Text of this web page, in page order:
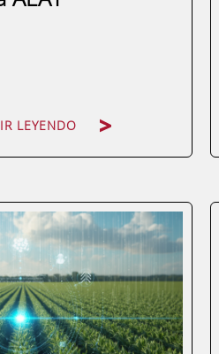
LEYENDO
en una declaración de
una
en cualquier
¿qué hacemos
es que la
española contempla